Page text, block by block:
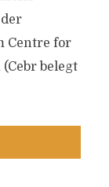
Centre for
belegt